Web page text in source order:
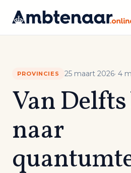
inhoud
PROVINCIES 25 maart 2026· 4
Van
naar